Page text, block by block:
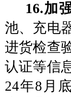
16.加
池、 充电
进货检查
认证等信
24年8月